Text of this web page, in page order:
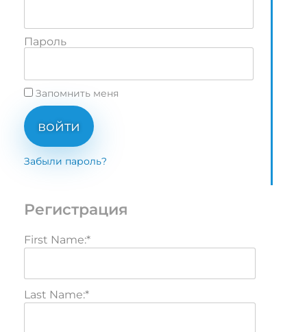
Пароль
Запомнить меня
войти
Забыли пароль?
Регистрация
First Name:*
Last Name:*